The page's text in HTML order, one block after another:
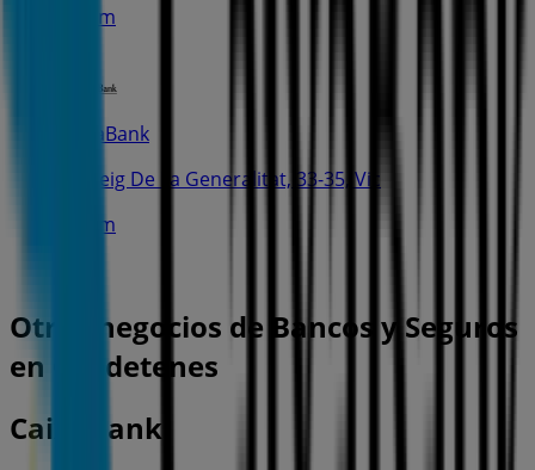
2.5 km
CaixaBank
Passeig De La Generalitat, 33-35, Vic
2.6 km
Otros negocios de Bancos y Seguros
en Calldetenes
CaixaBank